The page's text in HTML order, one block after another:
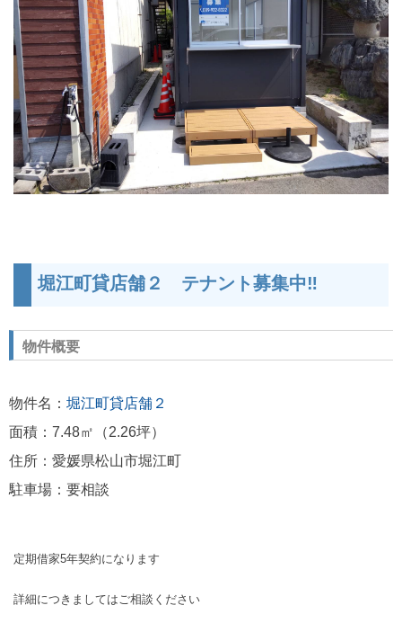
堀江町貸店舗２ テナント募集中‼
物件概要
物件名： 堀江町貸店舗２
面積：7.48㎡（2.26坪）
住所：愛媛県松山市堀江町
駐車場：要相談
定期借家5年契約になります
詳細につきましてはご相談ください